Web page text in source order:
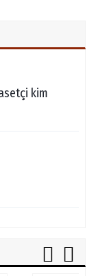
kim